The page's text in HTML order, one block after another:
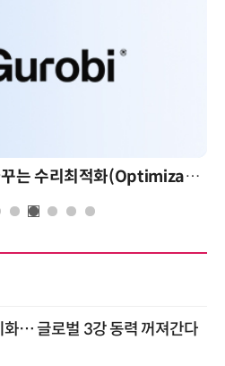
AI 시대의 의사결정을 바꾸는 수리최적화(Optimization): 실제 산업 적용 사례와 활용 전략
화… 글로벌 3강 동력 꺼져간다